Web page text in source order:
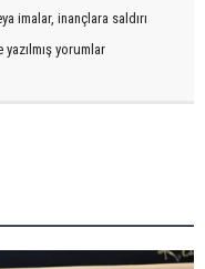
imalar, inançlara saldırı
yorumlar